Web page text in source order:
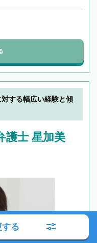
対する幅広い経験と傾
護士 星加美
る